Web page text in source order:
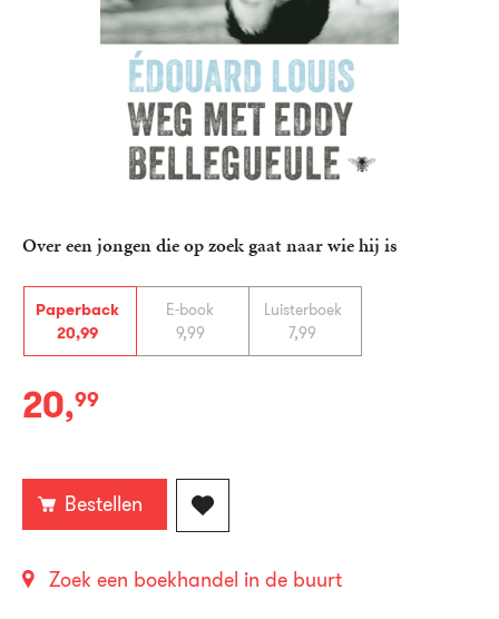
Over een jongen die op zoek gaat naar wie hij is
Paperback
20,99
E-book
9,99
Luisterboek
7,99
Paperback:
20,99
Bestellen
Zoek een boekhandel in de buurt